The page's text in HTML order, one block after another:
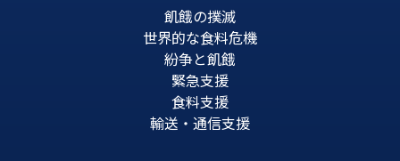
飢餓の撲滅
世界的な食料危機
紛争と飢餓
緊急支援
食料支援
輸送・通信支援